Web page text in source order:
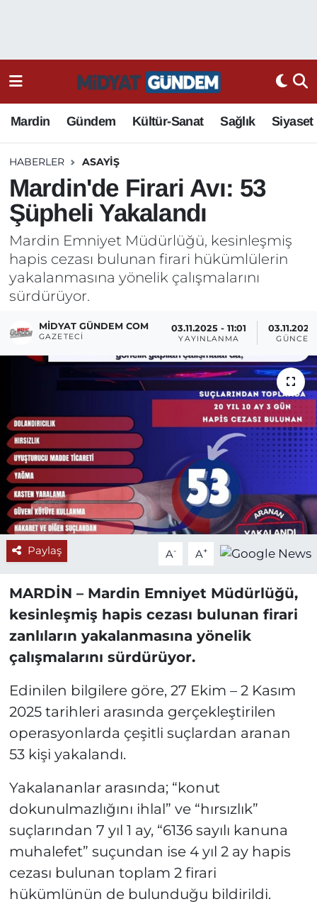
Mardin Gündem Kültür-Sanat Sağlık Siyaset
HABERLER ASAYIŞ
Mardin'de Firari Avı: 53
Şüpheli Yakalandı
Mardin Emniyet Müdürlüğü, kesinleşmiş
hapis cezası bulunan firari hükümlülerin
yakalanmasına yönelik çalışmalarını
sürdürüyor.
MIDYAT GÜNDEM COM
GAZETECI
03.11.2025 - 11:01
YAYINLANMA
03.11.2025
Paylaş A- A+
MARDİN –Mardin Emniyet Müdürlüğü,
kesinleşmiş hapis cezası bulunan firari
zanlıların yakalanmasına yönelik
çalışmalarını sürdürüyor.
Edinilen bilgilere göre, 27 Ekim – 2 Kasım
2025 tarihleri arasında gerçekleştirilen
operasyonlarda çeşitli suçlardan aranan
53 kişi yakalandı.
Yakalananlar arasında; “konut
dokunulmazlığını ihlal” ve “hırsızlık”
suçlarından 7 yıl 1 ay, “6136 sayılı kanuna
muhalefet” suçundan ise 4 yıl 2 ay hapis
cezası bulunan toplam 2 firari
hükümlünün de bulunduğu bildirildi.